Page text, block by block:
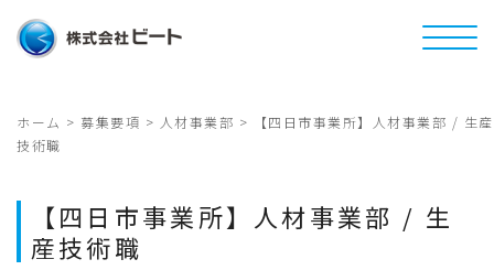
ホーム > 募集要項 > 人材事業部 >
【四日市事業所】人材事業部 / 生産
技術職
【四日市事業所】人材事業部 / 生
産技術職